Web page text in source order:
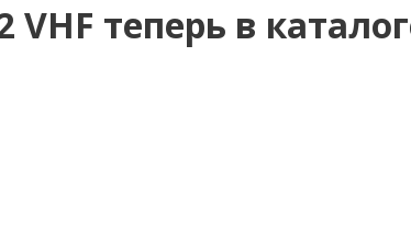
VHF теперь в